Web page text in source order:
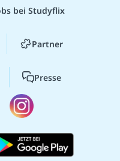
bei Studyflix
Partner
Presse